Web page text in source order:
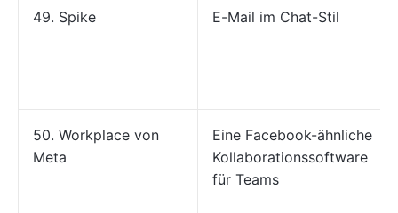
49. Spike E-Mail im Chat-Stil
50. Workplace von
Meta
Eine Facebook-ähnliche
Kollaborationssoftware
für Teams